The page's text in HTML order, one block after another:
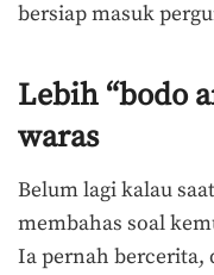
bersiap masuk
Lebih “bodo
waras
Belum lagi kalau
membahas soal
Ia pernah bercerita,